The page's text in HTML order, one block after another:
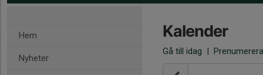
Hem
Nyheter
Kalender
Gå till idag | Prenumerera